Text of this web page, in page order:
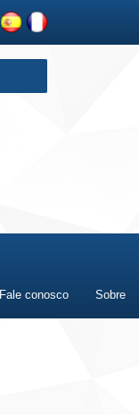
Fale conosco Sobre